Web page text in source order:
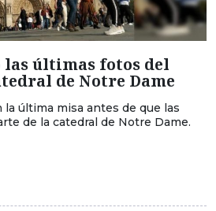
últimas fotos del
de Notre Dame
última misa antes de que las
de la catedral de Notre Dame.